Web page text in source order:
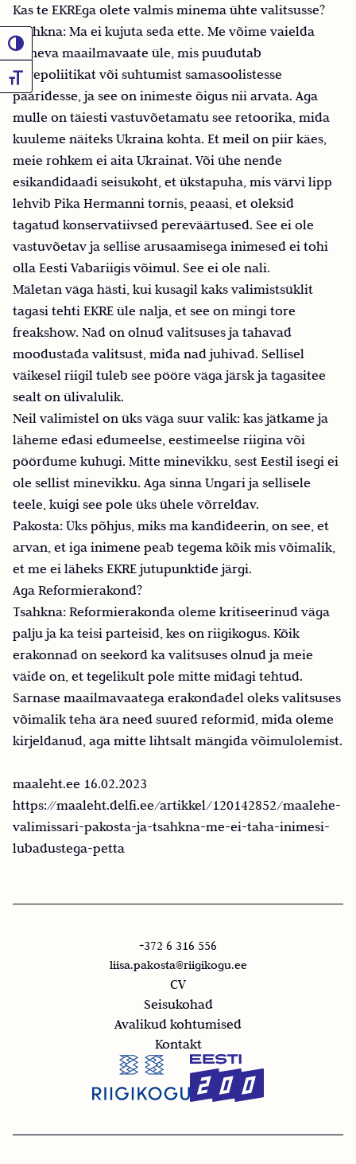
Toggle High Contrast
Toggle Font size
Kas te EKREga olete valmis minema ühte valitsusse?
Tsahkna: Ma ei kujuta seda ette. Me võime vaielda
erineva maailmavaate üle, mis puudutab
perepoliitikat või suhtumist samasoolistesse
paaridesse, ja see on inimeste õigus nii arvata. Aga
mulle on täiesti vastuvõetamatu see retoorika, mida
kuuleme näiteks Ukraina kohta. Et meil on piir käes,
meie rohkem ei aita Ukrainat. Või ühe nende
esikandidaadi seisukoht, et ükstapuha, mis värvi lipp
lehvib Pika Hermanni tornis, peaasi, et oleksid
tagatud konservatiivsed pereväärtused. See ei ole
vastuvõetav ja sellise arusaamisega inimesed ei tohi
olla Eesti Vabariigis võimul. See ei ole nali.
Mäletan väga hästi, kui kusagil kaks valimistsüklit
tagasi tehti EKRE üle nalja, et see on mingi tore
freakshow. Nad on olnud valitsuses ja tahavad
moodustada valitsust, mida nad juhivad. Sellisel
väikesel riigil tuleb see pööre väga järsk ja tagasitee
sealt on ülivalulik.
Neil valimistel on üks väga suur valik: kas jätkame ja
läheme edasi edumeelse, eestimeelse riigina või
pöördume kuhugi. Mitte minevikku, sest Eestil isegi ei
ole sellist minevikku. Aga sinna Ungari ja sellisele
teele, kuigi see pole üks ühele võrreldav.
Pakosta: Üks põhjus, miks ma kandideerin, on see, et
arvan, et iga inimene peab tegema kõik mis võimalik,
et me ei läheks EKRE jutupunktide järgi.
Aga Reformierakond?
Tsahkna: Reformierakonda oleme kritiseerinud väga
palju ja ka teisi parteisid, kes on riigikogus. Kõik
erakonnad on seekord ka valitsuses olnud ja meie
väide on, et tegelikult pole mitte midagi tehtud.
Sarnase maailmavaatega erakondadel oleks valitsuses
võimalik teha ära need suured reformid, mida oleme
kirjeldanud, aga mitte lihtsalt mängida võimulolemist.
maaleht.ee 16.02.2023
https://maaleht.delfi.ee/artikkel/120142852/maalehe-
valimissari-pakosta-ja-tsahkna-me-ei-taha-inimesi-
lubadustega-petta
+372 6 316 556
liisa.pakosta@riigikogu.ee
CV
Seisukohad
Avalikud kohtumised
Kontakt